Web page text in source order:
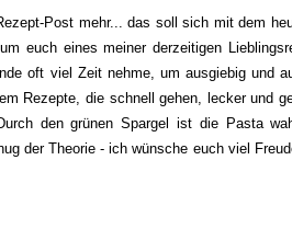
Post mehr... das soll sich mit dem
euch eines meiner derzeitigen
oft viel Zeit nehme, um ausgiebig und
Rezepte, die schnell gehen, lecker und
den grünen Spargel ist die Pasta
der Theorie - ich wünsche euch viel